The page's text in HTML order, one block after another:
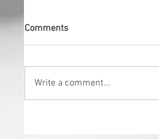
Comments
Write a comment...